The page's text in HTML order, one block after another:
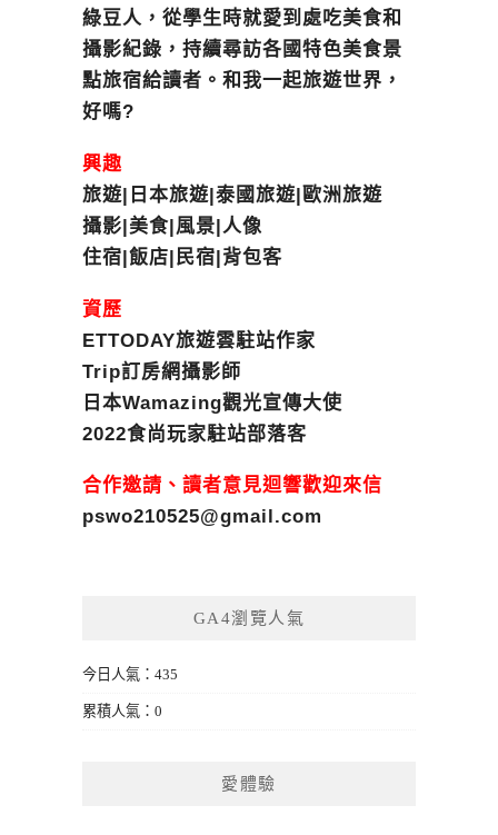
綠豆人，從學生時就愛到處吃美食和
攝影紀錄，持續尋訪各國特色美食景
點旅宿給讀者。和我一起旅遊世界，
好嗎?
興趣
旅遊|日本旅遊|泰國旅遊|歐洲旅遊
攝影|美食|風景|人像
住宿|飯店|民宿|背包客
資歷
ETTODAY旅遊雲駐站作家
Trip訂房網攝影師
日本Wamazing觀光宣傳大使
2022食尚玩家駐站部落客
合作邀請、讀者意見迴響歡迎來信
pswo210525@gmail.com
GA4瀏覽人氣
今日人氣：435
累積人氣：0
愛體驗